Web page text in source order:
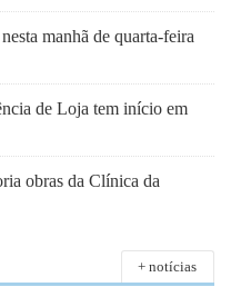
manhã de quarta-feira
de Loja tem início em
obras da Clínica da
+ notícias